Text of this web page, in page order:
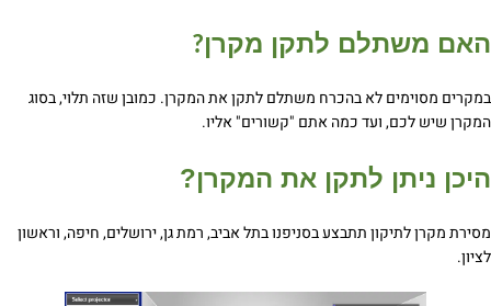
האם משתלם לתקן מקרן?
במקרים מסוימים לא בהכרח משתלם לתקן את המקרן. כמובן שזה תלוי, בסוג
המקרן שיש לכם, ועד כמה אתם "קשורים" אליו.
היכן ניתן לתקן את המקרן?
מסירת מקרן לתיקון תתבצע בסניפנו בתל אביב, רמת גן, ירושלים, חיפה, וראשון
לציון.